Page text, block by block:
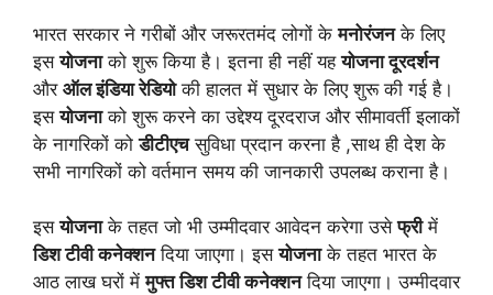
भारत सरकार ने गरीबों और जरूरतमंद लोगों केमनोरंजनके लिए
इसयोजनाको शुरू किया है। इतना ही नहीं यहयोजना दूरदर्शन
और ऑल इंडिया रेडियोकी हालत में सुधार के लिए शुरू की गई है।
इसयोजनाको शुरू करने का उद्देश्य दूरदराज और सीमावर्ती इलाकों
के नागरिकों कोडीटीएचसुविधा प्रदान करना है ,साथ ही देश के
सभी नागरिकों को वर्तमान समय की जानकारी उपलब्ध कराना है।
इसयोजनाके तहत जो भी उम्मीदवार आवेदन करेगा उसेफ्रीमें
डिश टीवी कनेक्शनदिया जाएगा। इसयोजनाके तहत भारत के
आठ लाख घरों मेंमुफ्त डिश टीवी कनेक्शनदिया जाएगा। उम्मीदवार